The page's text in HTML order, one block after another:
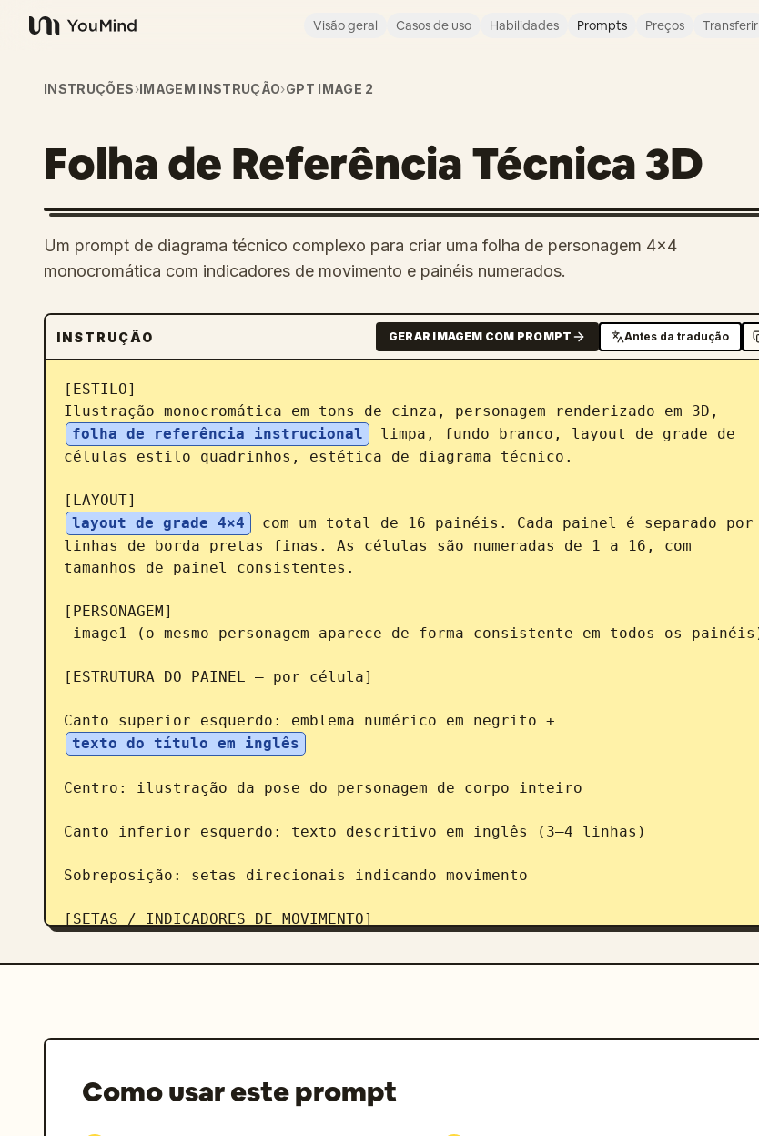
YouMind
Visão geral Casos de uso Habilidades Prompts Preços Transferir
INSTRUÇÕES›IMAGEM INSTRUÇÃO›GPT IMAGE 2
Folha de Referência Técnica 3D
Um prompt de diagrama técnico complexo para criar uma folha de personagem 4x4
monocromática com indicadores de movimento e painéis numerados.
INSTRUÇÃO GERAR IMAGEM COM PROMPT Antes da tradução
[ESTILO]
Ilustração monocromática em tons de cinza, personagem renderizado em 3D,
folha de referência instrucional
limpa, fundo branco, layout de grade de
células estilo quadrinhos, estética de diagrama técnico.
layout de grade 4×4
com um total de 16 painéis. Cada painel é separado por
linhas de borda pretas finas. As células são numeradas de 1 a 16, com
tamanhos de painel consistentes.
[PERSONAGEM]
[ESTRUTURA DO PAINEL – por célula]
Canto superior esquerdo: emblema numérico em negrito +
texto do título em inglês
Centro: ilustração da pose do personagem de corpo inteiro
Canto inferior esquerdo: texto descritivo em inglês (3–4 linhas)
Sobreposição: setas direcionais indicando movimento
[SETAS / INDICADORES DE MOVIMENTO]
redor do personagem para mostrar o fluxo e a direção do movimento.
Como usar este prompt